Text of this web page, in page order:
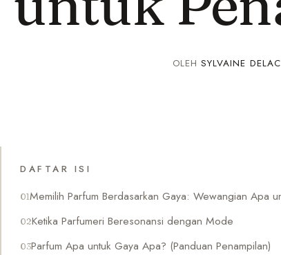
OLEH SYLVAINE
DAFTAR ISI
Memilih Parfum Berdasarkan Gaya: Wewangian Apa
Ketika Parfumeri Beresonansi dengan Mode
Parfum Apa untuk Gaya Apa? (Panduan Penampilan)